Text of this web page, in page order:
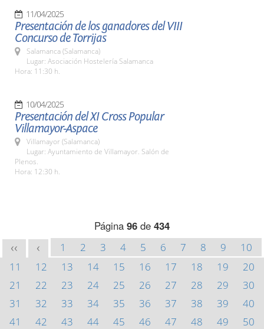
11/04/2025
Presentación de los ganadores del VIII
Concurso de Torrijas
Salamanca (Salamanca)
Lugar: Asociación Hostelería Salamanca
Hora: 11:30 h.
10/04/2025
Presentación del XI Cross Popular
Villamayor-Aspace
Villamayor (Salamanca)
Lugar: Ayuntamiento de Villamayor. Salón de
Plenos.
Hora: 12:30 h.
Página 96 de 434
<< < 1 2 3 4 5 6 7 8 9
10
11
12 13 14 15 16 17 18 19
20
21
22 23 24 25 26 27 28 29
30
31
32 33 34 35 36 37 38 39
40
41
42 43 44 45 46 47 48 49
50